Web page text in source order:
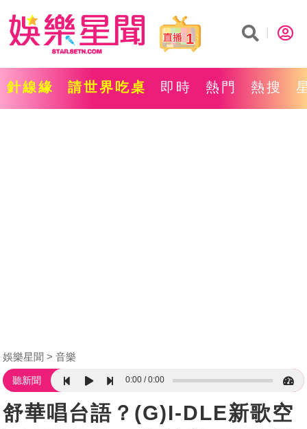
1
針線緣 請世界吃桌 即時 熱門 熱搜
娛樂星聞 音樂
聽新聞 0:00 0:00
舒華唱台語？(G)I-DLE新歌空